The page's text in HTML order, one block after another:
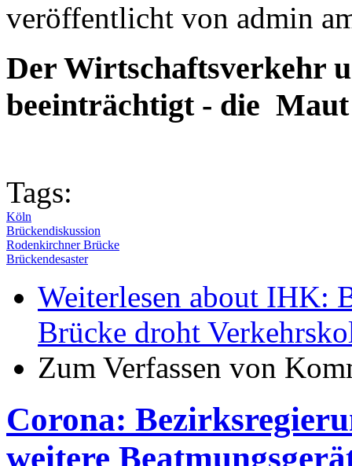
veröffentlicht von admin
Der Wirtschaftsverkehr
beeinträchtigt - die Maut
Tags:
Köln
Brückendiskussion
Rodenkirchner Brücke
Brückendesaster
Weiterlesen about IHK:
Brücke droht
Zum Verfassen von
Corona:
weitere